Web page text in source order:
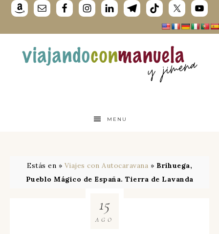
MENU
Estás en » Viajes con Autocaravana » Brihuega,
Pueblo Mágico de España. Tierra de Lavanda
15
AGO